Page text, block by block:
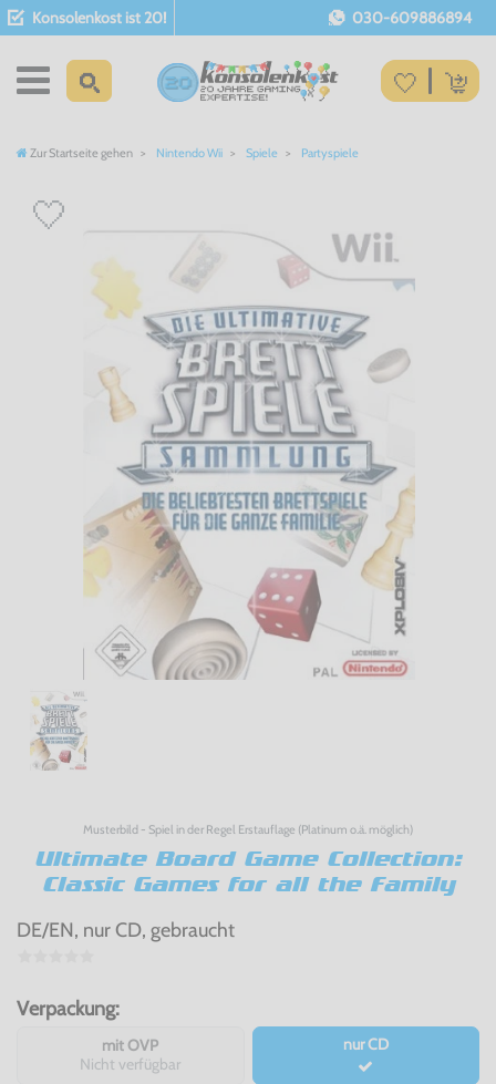
Konsolenkost ist 20! 030-609886894
Zur Startseite gehen Nintendo Wii Spiele Partyspiele
Musterbild - Spiel in der Regel Erstauflage (Platinum o.ä. möglich)
Ultimate Board Game Collection:
Classic Games for all the Family
DE/EN, nur CD, gebraucht
Verpackung:
mit OVP
Nicht verfügbar
nur CD